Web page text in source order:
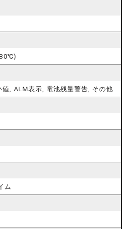
, ALM表示, 電池残量警告, その他
ム